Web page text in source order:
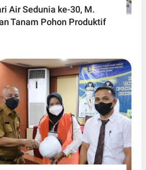
Air Sedunia ke-30, M.
Tanam Pohon Produktif